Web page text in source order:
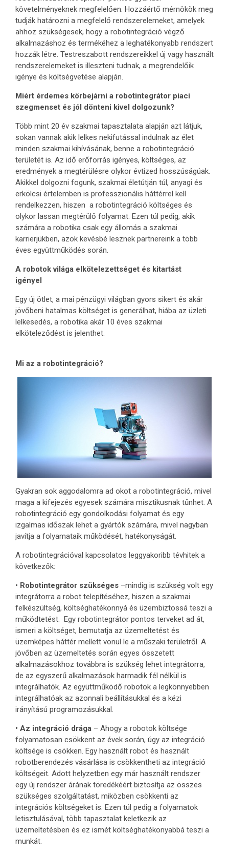
követelményeknek megfelelően. Hozzáértő mérnökök meg
tudják határozni a megfelelő rendszerelemeket, amelyek
ahhoz szükségesek, hogy a robotintegráció végző
alkalmazáshoz és termékéhez a leghatékonyabb rendszert
hozzák létre. Testreszabott rendszereikkel új vagy használt
rendszerelemeket is illeszteni tudnak, a megrendelőik
igénye és költségvetése alapján.
Miért érdemes körbejárni a robotintegrátor piaci
szegmenset és jól dönteni kivel dolgozunk?
Több mint 20 év szakmai tapasztalata alapján azt látjuk,
sokan vannak akik lelkes nekifutással indulnak az élet
minden szakmai kihívásának, benne a robotintegráció
területét is. Az idő erőforrás igényes, költséges, az
eredmények a megtérülésre olykor évtized hosszúságúak.
Akikkel dolgozni fogunk, szakmai életútján túl, anyagi és
erkölcsi értelemben is professzionális háttérrel kell
rendelkezzen, hiszen a robotintegráció költséges és
olykor lassan megtérülő folyamat. Ezen túl pedig, akik
számára a robotika csak egy állomás a szakmai
karrierjükben, azok kevésbé lesznek partnereink a több
éves együttműködés során.
A robotok világa elkötelezettséget és kitartást
igényel
Egy új ötlet, a mai pénzügyi világban gyors sikert és akár
jövőbeni hatalmas költséget is generálhat, hiába az üzleti
lelkesedés, a robotika akár 10 éves szakmai
elköteleződést is jelenthet.
Mi az a robotintegráció?
Gyakran sok aggodalomra ad okot a robotintegráció, mivel
maga a kifejezés egyesek számára misztikusnak tűnhet. A
robotintegráció egy gondolkodási folyamat és egy
izgalmas időszak lehet a gyártók számára, mivel nagyban
javítja a folyamataik működését, hatékonyságát.
A robotintegrációval kapcsolatos leggyakoribb tévhitek a
következők:
• Robotintegrátor szükséges –mindig is szükség volt egy
integrátorra a robot telepítéséhez, hiszen a szakmai
felkészültség, költséghatékonnyá és üzembiztossá teszi a
működtetést. Egy robotintegrátor pontos terveket ad át,
ismeri a költséget, bemutatja az üzemeltetést és
üzemképes háttér mellett vonul le a műszaki területről. A
jövőben az üzemeltetés során egyes összetett
alkalmazásokhoz továbbra is szükség lehet integrátorra,
de az egyszerű alkalmazások harmadik fél nélkül is
integrálhatók. Az együttműködő robotok a legkönnyebben
integrálhatóak az azonnali beállításukkal és a kézi
irányítású programozásukkal.
• Az integráció drága – Ahogy a robotok költsége
folyamatosan csökkent az évek során, úgy az integráció
költsége is csökken. Egy használt robot és használt
robotberendezés vásárlása is csökkentheti az integráció
költségeit. Adott helyzetben egy már használt rendszer
egy új rendszer árának töredékéért biztosítja az összes
szükséges szolgáltatást, miközben csökkenti az
integrációs költségeket is. Ezen túl pedig a folyamatok
letisztulásával, több tapasztalat keletkezik az
üzemeltetésben és ez ismét költséghatékonyabbá teszi a
munkát.